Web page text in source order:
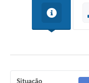
Galeria de Fotos
Arquivos para Download
Situação